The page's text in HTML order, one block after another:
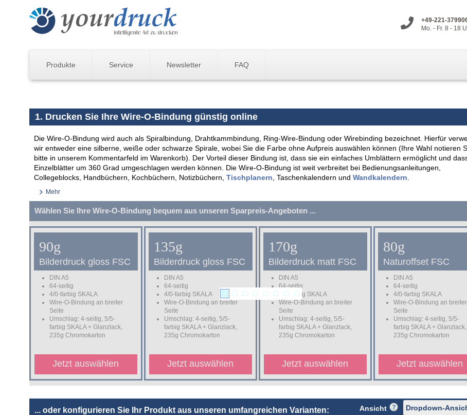
+49-221-
Mo. - Fr. 8 - 18
Produkte Service Newsletter FAQ
1. Drucken Sie Ihre Wire-O-Bindung günstig online
Die Wire-O-Bindung wird auch als Spiralbindung, Drahtkammbindung, Ring-Wire-Bindung oder Wirebinding bezeichnet. Hierfür
wir entweder eine silberne, weiße oder schwarze Spirale, wobei Sie die Farbe ohne Aufpreis auswählen können (Ihre Wahl notieren
bitte in unserem Kommentarfeld im Warenkorb). Der Vorteil dieser Bindung ist, dass sie ein einfaches Umblättern ermöglicht und
Einzelblätter um 360 Grad umgeschlagen werden können. Die Wire-O-Bindung ist weit verbreitet bei Bedienungsanleitungen,
Collegeblocks, Handbüchern, Kochbüchern, Notizbüchern, Tischplanern , Taschenkalendern und Wandkalendern
Mehr
Wählen Sie Ihre Wire-O-Bindung bequem aus unseren Sparpreis-Angeboten ...
90g
Bilderdruck gloss FSC
DIN A5
64-seitig
4/0-farbig SKALA
Wire-O-Bindung an breiter
Seite
Umschlag: 4-seitig, 5/5-
farbig SKALA + Glanzlack,
235g Chromokarton
Jetzt auswählen
135g
Bilderdruck gloss FSC
DIN A5
64-seitig
4/0-farbig SKALA
Wire-O-Bindung an breiter
Seite
Umschlag: 4-seitig, 5/5-
farbig SKALA + Glanzlack,
235g Chromokarton
Jetzt auswählen
170g
Bilderdruck matt FSC
DIN A5
64-seitig
4/0-farbig SKALA
Wire-O-Bindung an breiter
Seite
Umschlag: 4-seitig, 5/5-
farbig SKALA + Glanzlack,
235g Chromokarton
Jetzt auswählen
80g
Naturoffset FSC
DIN A5
64-seitig
4/0-farbig SKALA
Wire-O-Bindung an breiter
Seite
Umschlag: 4-seitig, 5/5-
farbig SKALA + Glanzlack,
235g Chromokarton
Jetzt auswählen
... oder konfigurieren Sie Ihr Produkt aus unseren umfangreichen Varianten: Ansicht